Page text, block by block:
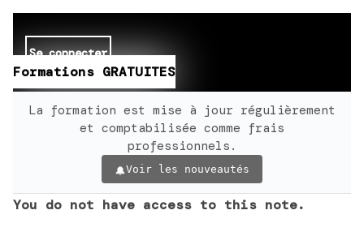
Se connecter
Formations GRATUITES
La formation est mise à jour régulièrement
et comptabilisée comme frais
professionnels.
Voir les nouveautés
You do not have access to this note.